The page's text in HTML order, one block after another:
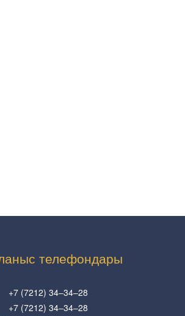
телефондары
+7 (7212) 34–34–28
+7 (7212) 34–34–28